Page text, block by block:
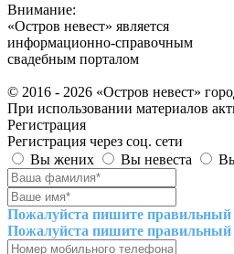
Внимание:
«Остров невест» является
информационно-справочным
свадебным порталом
© 2016 - 2026 «Остров невест»
При использовании материалов
Регистрация
Регистрация через соц. сети
Вы жених
Вы невеста
Пожалуйста пишите правильный
Пожалуйста пишите правильный